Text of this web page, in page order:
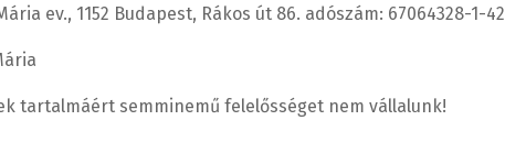
ev., 1152 Budapest, Rákos út 86. adószám: 67064328-1-42
tartalmáért semminemű felelősséget nem vállalunk!